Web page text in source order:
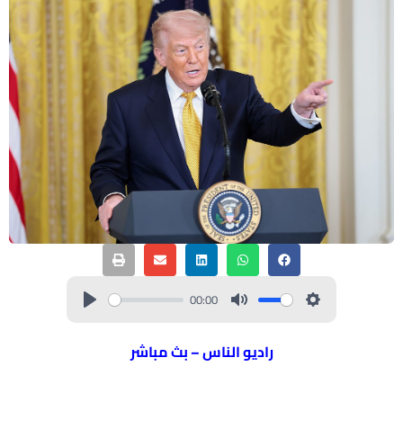
00:00
راديو الناس – بث مباشر